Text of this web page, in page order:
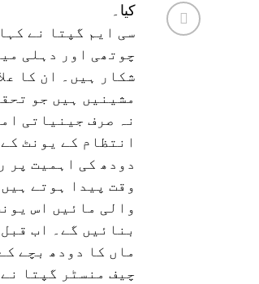
کیا۔
سی ایم گپتا نے
چوتھی اور دہلی
شکار ہیں۔ ان کا
مشینیں ہیں جو
نہ صرف جینیاتی
انتظام کے یونٹ
دودھ کی اہمیت پر
وقت پیدا ہوتے
والی مائیں اس
بنائیں گے۔ اب
ماں کا دودھ بچے
چیف منسٹر گپتا